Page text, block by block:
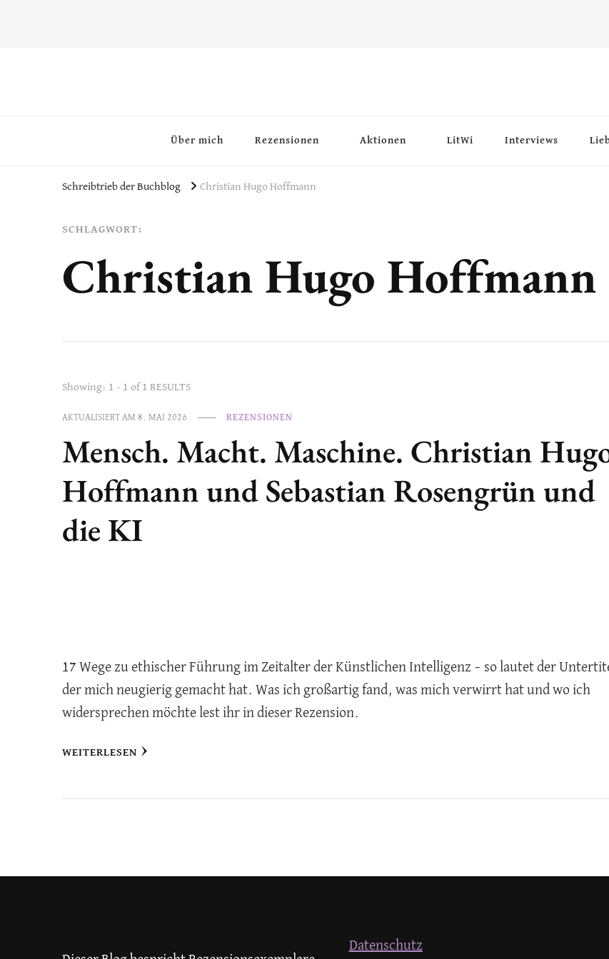
Über mich Rezensionen Aktionen LitWi Interviews
Schreibtrieb der Buchblog Christian Hugo Hoffmann
SCHLAGWORT:
Christian Hugo Hoffmann
Showing: 1 - 1 of 1 RESULTS
AKTUALISIERT AM 8. MAI 2026 REZENSIONEN
Mensch. Macht. Maschine. Christian
Hoffmann und Sebastian Rosengrün und
die KI
17 Wege zu ethischer Führung im Zeitalter der Künstlichen Intelligenz – so lautet der
der mich neugierig gemacht hat. Was ich großartig fand, was mich verwirrt hat und wo ich
widersprechen möchte lest ihr in dieser Rezension.
WEITERLESEN
Datenschutz